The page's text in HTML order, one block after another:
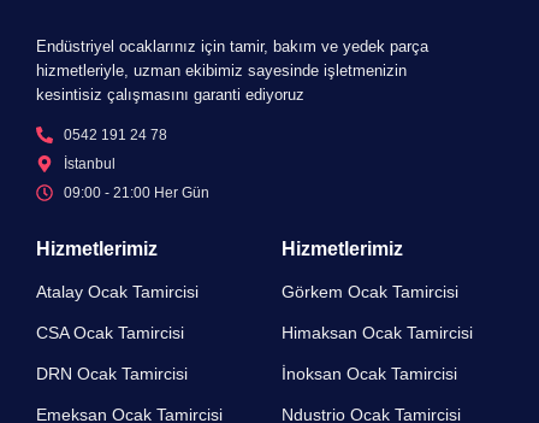
Endüstriyel ocaklarınız için tamir, bakım ve yedek parça
hizmetleriyle, uzman ekibimiz sayesinde işletmenizin
kesintisiz çalışmasını garanti ediyoruz
0542 191 24 78
İstanbul
09:00 - 21:00 Her Gün​
Hizmetlerimiz
Atalay Ocak Tamircisi
CSA Ocak Tamircisi
DRN Ocak Tamircisi​
Emeksan Ocak Tamircisi​
Hizmetlerimiz
Görkem Ocak Tamircisi
Himaksan Ocak Tamircisi
İnoksan Ocak Tamircisi
Ndustrio Ocak Tamircisi